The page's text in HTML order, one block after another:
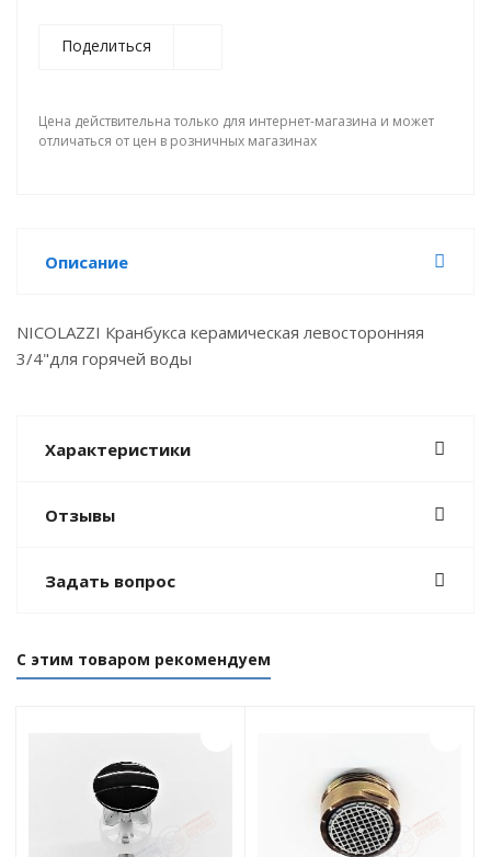
Поделиться
Цена действительна только для интернет-магазина и может
отличаться от цен в розничных магазинах
Описание
NICOLAZZI Кранбукса керамическая левосторонняя
3/4"для горячей воды
Характеристики
Отзывы
Задать вопрос
С этим товаром рекомендуем